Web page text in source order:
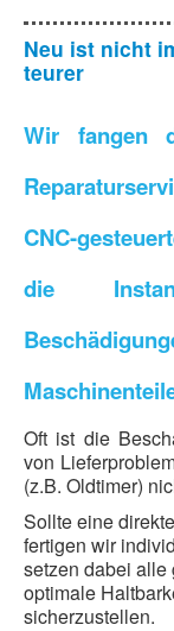
Neu ist nicht
teurer
Wir fangen
CNC-
die
Oft ist die
von
(z.B. Oldtimer)
Sollte eine
fertigen wir
setzen dabei alle
optimale
sicherzustellen.